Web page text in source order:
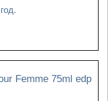
Femme 75ml edp